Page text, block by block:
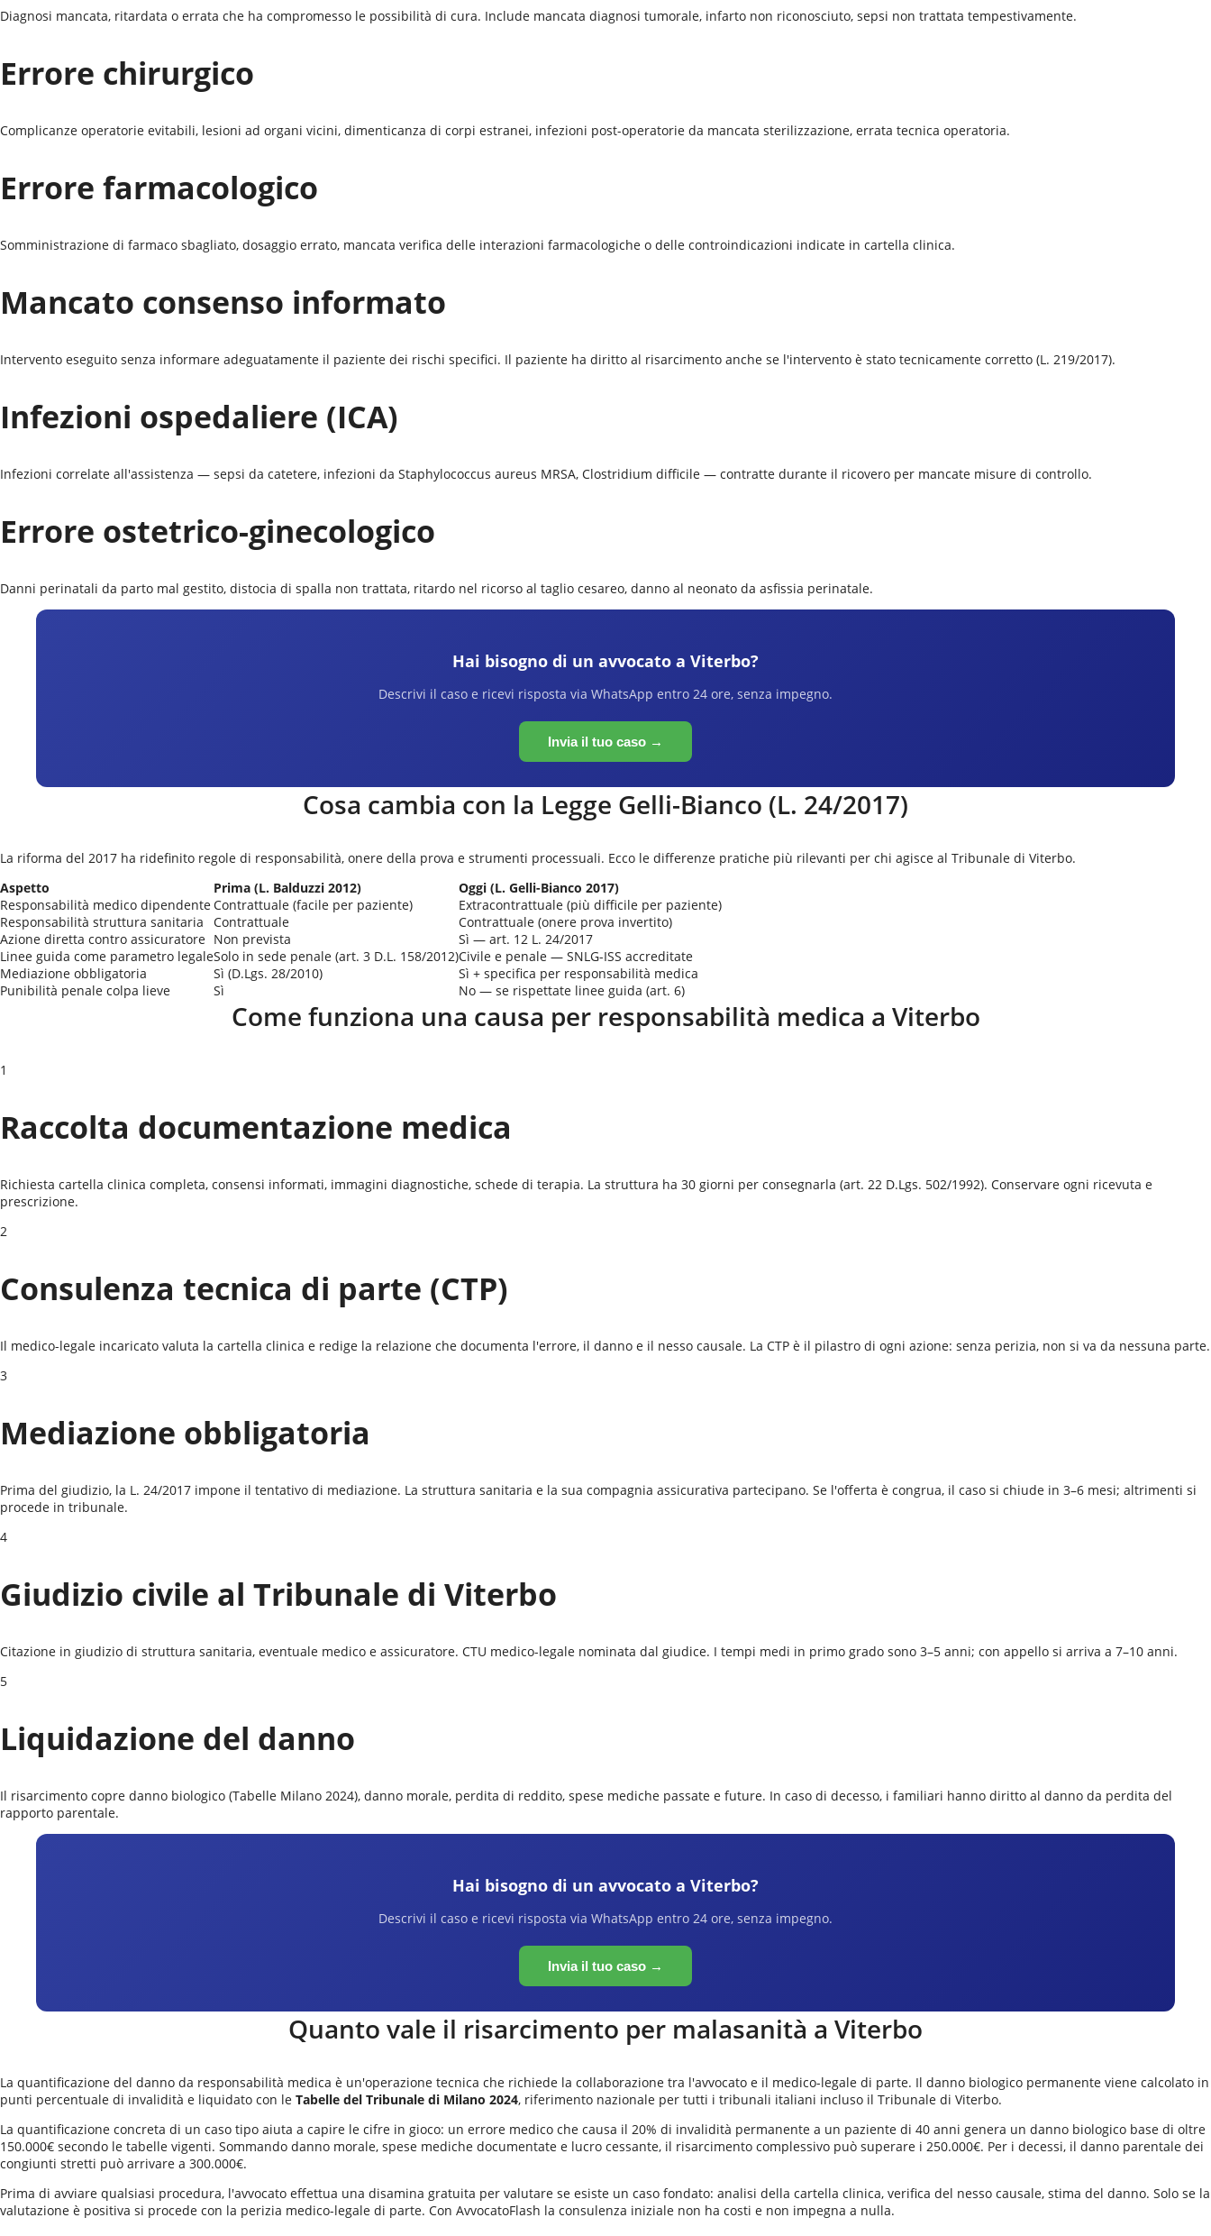
Diagnosi mancata, ritardata o errata che ha compromesso le possibilità di cura. Include mancata diagnosi tumorale, infarto non riconosciuto, sepsi non trattata tempestivamente.
Errore chirurgico
Complicanze operatorie evitabili, lesioni ad organi vicini, dimenticanza di corpi estranei, infezioni post-operatorie da mancata sterilizzazione, errata tecnica operatoria.
Errore farmacologico
Somministrazione di farmaco sbagliato, dosaggio errato, mancata verifica delle interazioni farmacologiche o delle controindicazioni indicate in cartella clinica.
Mancato consenso informato
Intervento eseguito senza informare adeguatamente il paziente dei rischi specifici. Il paziente ha diritto al risarcimento anche se l'intervento è stato tecnicamente corretto (L. 219/2017).
Infezioni ospedaliere (ICA)
Infezioni correlate all'assistenza — sepsi da catetere, infezioni da Staphylococcus aureus MRSA, Clostridium difficile — contratte durante il ricovero per mancate misure di controllo.
Errore ostetrico-ginecologico
Danni perinatali da parto mal gestito, distocia di spalla non trattata, ritardo nel ricorso al taglio cesareo, danno al neonato da asfissia perinatale.
Hai bisogno di un avvocato a Viterbo?
Descrivi il caso e ricevi risposta via WhatsApp entro 24 ore, senza impegno.
Invia il tuo caso →
Cosa cambia con la Legge Gelli-Bianco (L. 24/2017)
La riforma del 2017 ha ridefinito regole di responsabilità, onere della prova e strumenti processuali. Ecco le differenze pratiche più rilevanti per chi agisce al Tribunale di Viterbo.
Aspetto
Prima (L. Balduzzi 2012)
Oggi (L. Gelli-Bianco 2017)
Responsabilità medico dipendenteContrattuale (facile per paziente)
Extracontrattuale (più difficile per paziente)
Responsabilità struttura sanitaria
Contrattuale
Contrattuale (onere prova invertito)
Azione diretta contro assicuratore Non prevista
Sì — art. 12 L. 24/2017
Linee guida come parametro legaleSolo in sede penale (art. 3 D.L. 158/2012)Civile e penale — SNLG-ISS accreditate
Mediazione obbligatoria
Sì (D.Lgs. 28/2010)
Sì + specifica per responsabilità medica
Punibilità penale colpa lieve
Sì No — se rispettate linee guida (art. 6)
Come funziona una causa per responsabilità medica a Viterbo
1
Raccolta documentazione medica
Richiesta cartella clinica completa, consensi informati, immagini diagnostiche, schede di terapia. La struttura ha 30 giorni per consegnarla (art. 22 D.Lgs. 502/1992). Conservare ogni ricevuta e
prescrizione.
2
Consulenza tecnica di parte (CTP)
Il medico-legale incaricato valuta la cartella clinica e redige la relazione che documenta l'errore, il danno e il nesso causale. La CTP è il pilastro di ogni azione: senza perizia, non si va da nessuna parte.
3
Mediazione obbligatoria
Prima del giudizio, la L. 24/2017 impone il tentativo di mediazione. La struttura sanitaria e la sua compagnia assicurativa partecipano. Se l'offerta è congrua, il caso si chiude in 3–6 mesi; altrimenti si
procede in tribunale.
4
Giudizio civile al Tribunale di Viterbo
Citazione in giudizio di struttura sanitaria, eventuale medico e assicuratore. CTU medico-legale nominata dal giudice. I tempi medi in primo grado sono 3–5 anni; con appello si arriva a 7–10 anni.
5
Liquidazione del danno
Il risarcimento copre danno biologico (Tabelle Milano 2024), danno morale, perdita di reddito, spese mediche passate e future. In caso di decesso, i familiari hanno diritto al danno da perdita del
rapporto parentale.
Hai bisogno di un avvocato a Viterbo?
Descrivi il caso e ricevi risposta via WhatsApp entro 24 ore, senza impegno.
Invia il tuo caso →
Quanto vale il risarcimento per malasanità a Viterbo
La quantificazione del danno da responsabilità medica è un'operazione tecnica che richiede la collaborazione tra l'avvocato e il medico-legale di parte. Il danno biologico permanente viene calcolato in
punti percentuale di invalidità e liquidato con le Tabelle del Tribunale di Milano 2024, riferimento nazionale per tutti i tribunali italiani incluso il Tribunale di Viterbo.
La quantificazione concreta di un caso tipo aiuta a capire le cifre in gioco: un errore medico che causa il 20% di invalidità permanente a un paziente di 40 anni genera un danno biologico base di oltre
150.000€ secondo le tabelle vigenti. Sommando danno morale, spese mediche documentate e lucro cessante, il risarcimento complessivo può superare i 250.000€. Per i decessi, il danno parentale dei
congiunti stretti può arrivare a 300.000€.
Prima di avviare qualsiasi procedura, l'avvocato effettua una disamina gratuita per valutare se esiste un caso fondato: analisi della cartella clinica, verifica del nesso causale, stima del danno. Solo se la
valutazione è positiva si procede con la perizia medico-legale di parte. Con AvvocatoFlash la consulenza iniziale non ha costi e non impegna a nulla.